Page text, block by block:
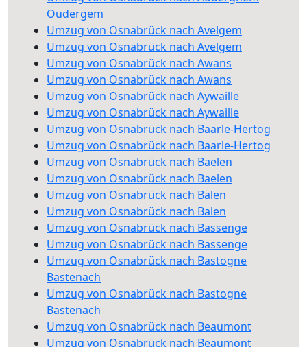
Oudergem
Umzug von Osnabrück nach Avelgem
Umzug von Osnabrück nach Avelgem
Umzug von Osnabrück nach Awans
Umzug von Osnabrück nach Awans
Umzug von Osnabrück nach Aywaille
Umzug von Osnabrück nach Aywaille
Umzug von Osnabrück nach Baarle-Hertog
Umzug von Osnabrück nach Baarle-Hertog
Umzug von Osnabrück nach Baelen
Umzug von Osnabrück nach Baelen
Umzug von Osnabrück nach Balen
Umzug von Osnabrück nach Balen
Umzug von Osnabrück nach Bassenge
Umzug von Osnabrück nach Bassenge
Umzug von Osnabrück nach Bastogne
Bastenach
Umzug von Osnabrück nach Bastogne
Bastenach
Umzug von Osnabrück nach Beaumont
Umzug von Osnabrück nach Beaumont